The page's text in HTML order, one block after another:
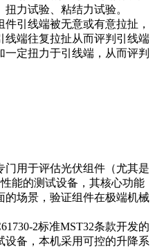
力试验、粘结力试验。
引线端被无意或有意拉扯，
线端往复拉扯从而评判引线端
定扭力于引线端，从而评判
用于评估光伏组件（尤其是
能的测试设备，其核心功能
的场景，验证组件在极端机械
2标准MST32条款开发的
备，本机采用可控的升降系